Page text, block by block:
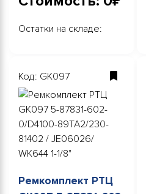
Остатки на складе:
Код: GK097
Ремкомплект РТЦ